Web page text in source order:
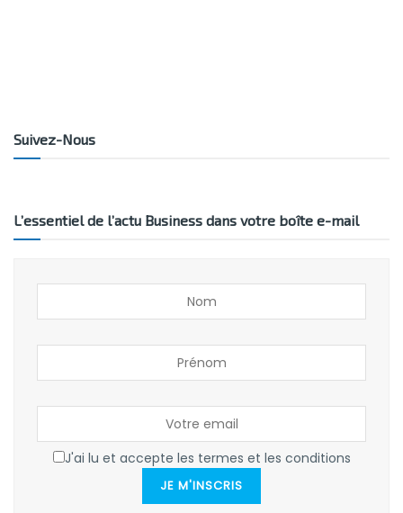
Suivez-Nous
L’essentiel de l’actu Business dans votre boîte e-mail
J'ai lu et accepte les termes et les conditions
JE M'INSCRIS